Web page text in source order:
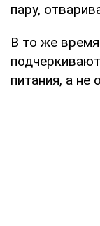
пару,
В то же
питания, а не